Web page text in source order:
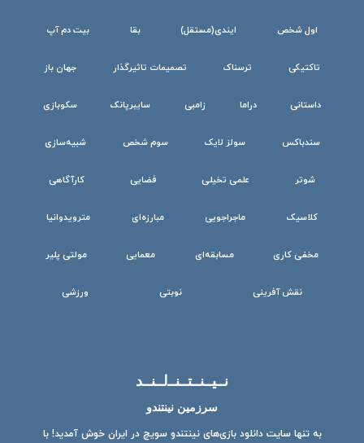
اول شخص ایندی(مستقل) بقا بیت دم آپ
تاکتیکی ترسناک تصمیمات تاثیرگذار جهان باز
داستانی دراما زامبی سایبرپانک سکوبازی
سندباکس سولز لایک سوم شخص شبیه‌سازی
شوتر علمی تخیلی فضایی کارآگاهی
کلاسیک ماجراجویی مبارزه‌ای مترویدوانیا
مخفی کاری مسابقه‌ای معمایی مولتی پلیر
نقش آفرینی نوبتی ورزشی
نــیــنــتــنــ‌لــنــد
سرزمین نینتندو
به تنها سایت دانلود بازی‌های نینتندو سویچ در ایران خوش آمدید! با